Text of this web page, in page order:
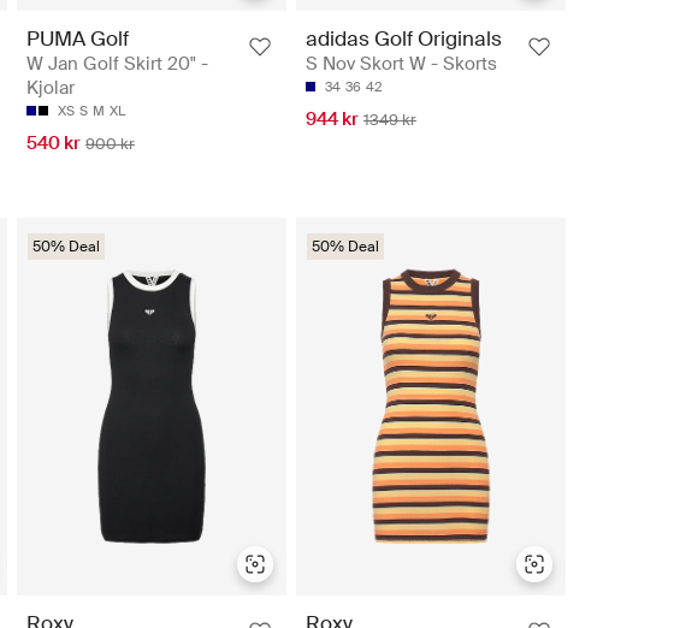
PUMA Golf
W Jan Golf Skirt 20" -
Kjolar
XS S M XL
540 kr 900 kr
adidas Golf Originals
S Nov Skort W - Skorts
34 36 42
944 kr 1349 kr
50% Deal 50% Deal